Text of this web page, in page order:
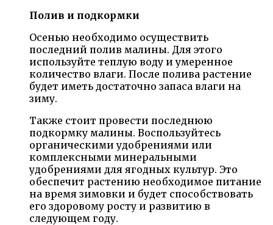
Полив и подкормки
Осенью необходимо осуществить
последний полив малины. Для этого
используйте теплую воду и умеренное
количество влаги. После полива растение
будет иметь достаточно запаса влаги на
зиму.
Также стоит провести последнюю
подкормку малины. Воспользуйтесь
органическими удобрениями или
комплексными минеральными
удобрениями для ягодных культур. Это
обеспечит растению необходимое питание
на время зимовки и будет способствовать
его здоровому росту и развитию в
следующем году.